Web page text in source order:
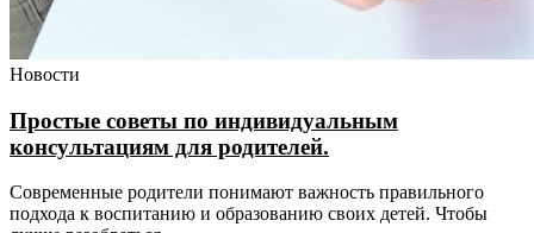
Новости
Простые советы по индивидуальным
консультациям для родителей.
Современные родители понимают важность правильного
подхода к воспитанию и образованию своих детей. Чтобы